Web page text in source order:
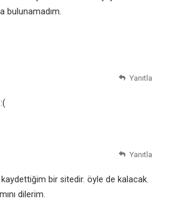
bulunamadım.
Yanıtla
bir sitedir. öyle de kalacak.
dilerim.
Yanıtla